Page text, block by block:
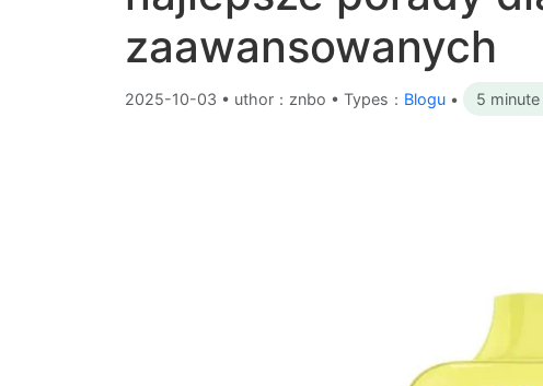
zaawansowanych
2025-10-03 • uthor：znbo • Types： Blogu • 5 minute